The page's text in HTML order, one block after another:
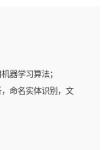
开发其中一种；
编码规范和具备
器学习算法；
命名实体识别，文